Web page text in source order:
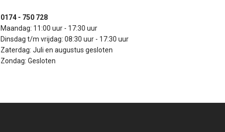
0174 - 750 728
Maandag: 11:00 uur - 17:30 uur
Dinsdag t/m vrijdag: 08:30 uur - 17:30 uur
Zaterdag: Juli en augustus gesloten
Zondag: Gesloten